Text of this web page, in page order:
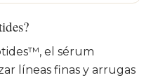
el sérum
líneas finas y arrugas